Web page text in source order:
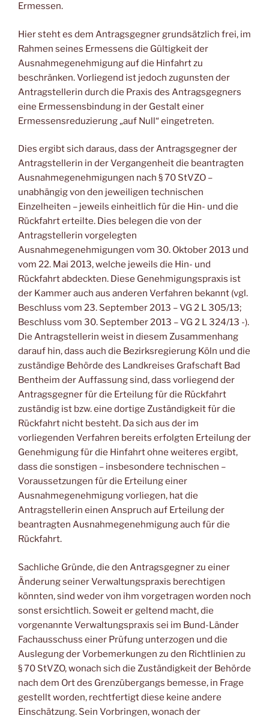
Ermessen.
Hier steht es dem Antragsgegner grundsätzlich frei, im
Rahmen seines Ermessens die Gültigkeit der
Ausnahmegenehmigung auf die Hinfahrt zu
beschränken. Vorliegend ist jedoch zugunsten der
Antragstellerin durch die Praxis des Antragsgegners
eine Ermessensbindung in der Gestalt einer
Ermessensreduzierung „auf Null“ eingetreten.
Dies ergibt sich daraus, dass der Antragsgegner der
Antragstellerin in der Vergangenheit die beantragten
Ausnahmegenehmigungen nach § 70 StVZO –
unabhängig von den jeweiligen technischen
Einzelheiten – jeweils einheitlich für die Hin- und die
Rückfahrt erteilte. Dies belegen die von der
Antragstellerin vorgelegten
Ausnahmegenehmigungen vom 30. Oktober 2013 und
vom 22. Mai 2013, welche jeweils die Hin- und
Rückfahrt abdeckten. Diese Genehmigungspraxis ist
der Kammer auch aus anderen Verfahren bekannt (vgl.
Beschluss vom 23. September 2013 – VG 2 L 305/13;
Beschluss vom 30. September 2013 – VG 2 L 324/13 -).
Die Antragstellerin weist in diesem Zusammenhang
darauf hin, dass auch die Bezirksregierung Köln und die
zuständige Behörde des Landkreises Grafschaft Bad
Bentheim der Auffassung sind, dass vorliegend der
Antragsgegner für die Erteilung für die Rückfahrt
zuständig ist bzw. eine dortige Zuständigkeit für die
Rückfahrt nicht besteht. Da sich aus der im
vorliegenden Verfahren bereits erfolgten Erteilung der
Genehmigung für die Hinfahrt ohne weiteres ergibt,
dass die sonstigen – insbesondere technischen –
Voraussetzungen für die Erteilung einer
Ausnahmegenehmigung vorliegen, hat die
Antragstellerin einen Anspruch auf Erteilung der
beantragten Ausnahmegenehmigung auch für die
Rückfahrt.
Sachliche Gründe, die den Antragsgegner zu einer
Änderung seiner Verwaltungspraxis berechtigen
könnten, sind weder von ihm vorgetragen worden noch
sonst ersichtlich. Soweit er geltend macht, die
vorgenannte Verwaltungspraxis sei im Bund-Länder
Fachausschuss einer Prüfung unterzogen und die
Auslegung der Vorbemerkungen zu den Richtlinien zu
§ 70 StVZO, wonach sich die Zuständigkeit der Behörde
nach dem Ort des Grenzübergangs bemesse, in Frage
gestellt worden, rechtfertigt diese keine andere
Einschätzung. Sein Vorbringen, wonach der